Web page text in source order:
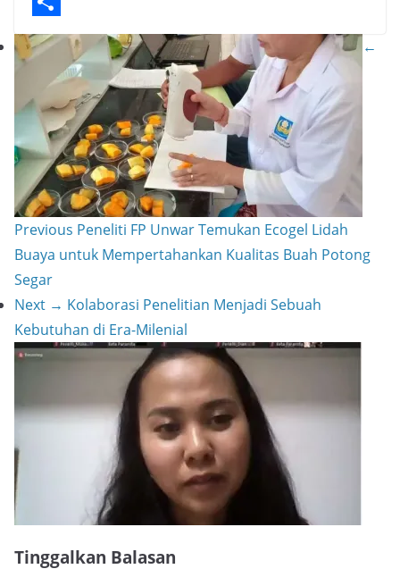
p
t
e
r
s
i
l
p
y
i
k
S
h
r
e
←
Previous Peneliti FP Unwar Temukan Ecogel Lidah
Buaya untuk Mempertahankan Kualitas Buah Potong
Segar
Next → Kolaborasi Penelitian Menjadi Sebuah
Kebutuhan di Era-Milenial
Tinggalkan Balasan